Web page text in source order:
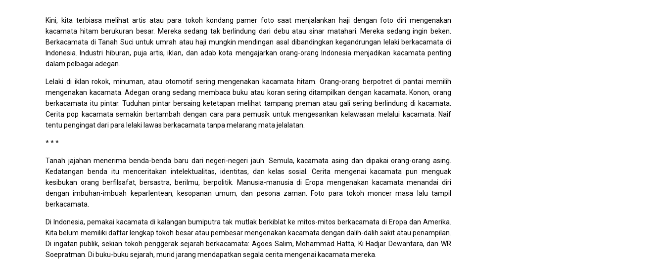
Kini, kita terbiasa melihat artis atau para tokoh kondang pamer foto saat menjalankan haji dengan foto diri mengenakan
kacamata hitam berukuran besar. Mereka sedang tak berlindung dari debu atau sinar matahari. Mereka sedang ingin beken.
Berkacamata di Tanah Suci untuk umrah atau haji mungkin mendingan asal dibandingkan kegandrungan lelaki berkacamata di
Indonesia. Industri hiburan, puja artis, iklan, dan adab kota mengajarkan orang-orang Indonesia menjadikan kacamata penting
dalam pelbagai adegan.
Lelaki di iklan rokok, minuman, atau otomotif sering mengenakan kacamata hitam. Orang-orang berpotret di pantai memilih
mengenakan kacamata. Adegan orang sedang membaca buku atau koran sering ditampilkan dengan kacamata. Konon, orang
berkacamata itu pintar. Tuduhan pintar bersaing ketetapan melihat tampang preman atau gali sering berlindung di kacamata.
Cerita pop kacamata semakin bertambah dengan cara para pemusik untuk mengesankan kelawasan melalui kacamata. Naif
tentu pengingat dari para lelaki lawas berkacamata tanpa melarang mata jelalatan.
* * *
Tanah jajahan menerima benda-benda baru dari negeri-negeri jauh. Semula, kacamata asing dan dipakai orang-orang asing.
Kedatangan benda itu menceritakan intelektualitas, identitas, dan kelas sosial. Cerita mengenai kacamata pun menguak
kesibukan orang berfilsafat, bersastra, berilmu, berpolitik. Manusia-manusia di Eropa mengenakan kacamata menandai diri
dengan imbuhan-imbuah keparlentean, kesopanan umum, dan pesona zaman. Foto para tokoh moncer masa lalu tampil
berkacamata.
Di Indonesia, pemakai kacamata di kalangan bumiputra tak mutlak berkiblat ke mitos-mitos berkacamata di Eropa dan Amerika.
Kita belum memiliki daftar lengkap tokoh besar atau pembesar mengenakan kacamata dengan dalih-dalih sakit atau penampilan.
Di ingatan publik, sekian tokoh penggerak sejarah berkacamata: Agoes Salim, Mohammad Hatta, Ki Hadjar Dewantara, dan WR
Soepratman. Di buku-buku sejarah, murid jarang mendapatkan segala cerita mengenai kacamata mereka.